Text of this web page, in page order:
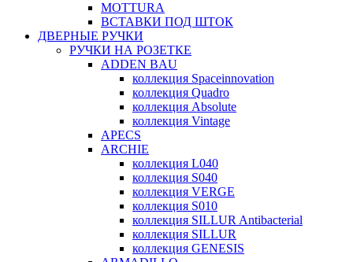
MOTTURA
ВСТАВКИ ПОД ШТОК
ДВЕРНЫЕ РУЧКИ
РУЧКИ НА РОЗЕТКЕ
ADDEN BAU
коллекция Spaceinnovation
коллекция Quadro
коллекция Absolute
коллекция Vintage
APECS
ARCHIE
коллекция L040
коллекция S040
коллекция VERGE
коллекция S010
коллекция SILLUR Antibacterial
коллекция SILLUR
коллекция GENESIS